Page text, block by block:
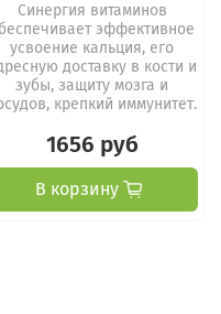
Синергия витаминов
эффективное
усвоение кальция, его
доставку в кости и
зубы, защиту мозга и
крепкий иммунитет.
1656 руб
В корзину